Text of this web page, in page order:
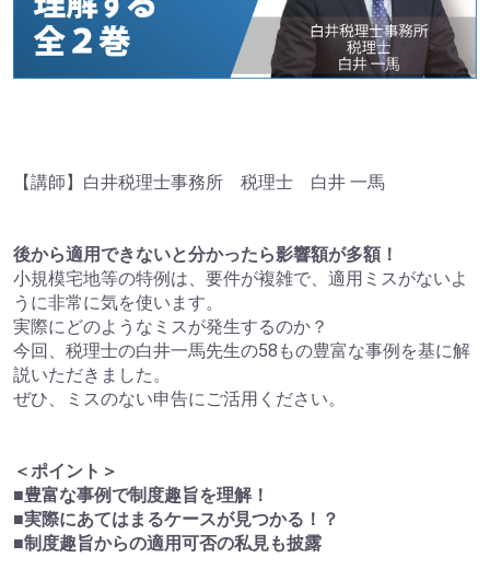
【講師】白井税理士事務所 税理士 白井 一馬
後から適用できないと分かったら影響額が多額！
小規模宅地等の特例は、要件が複雑で、適用ミスがないよ
うに非常に気を使います。
実際にどのようなミスが発生するのか？
今回、税理士の白井一馬先生の58もの豊富な事例を基に解
説いただきました。
ぜひ、ミスのない申告にご活用ください。
＜ポイント＞
■豊富な事例で制度趣旨を理解！
■実際にあてはまるケースが見つかる！？
■制度趣旨からの適用可否の私見も披露